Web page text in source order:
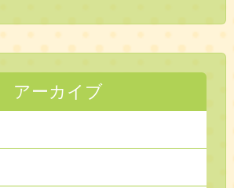
アーカイブ